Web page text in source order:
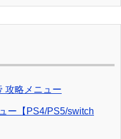
攻略メニュー
ー【PS4/PS5/switch